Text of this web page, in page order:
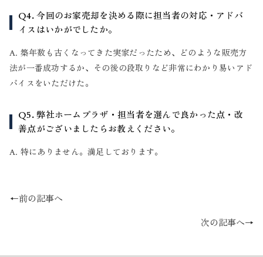
Q4. 今回のお家売却を決める際に担当者の対応・アドバ
イスはいかがでしたか。
A. 築年数も古くなってきた実家だったため、どのような販売方
法が一番成功するか、その後の段取りなど非常にわかり易いアド
バイスをいただけた。
Q5. 弊社ホームプラザ・担当者を選んで良かった点・改
善点がございましたらお教えください。
A. 特にありません。満足しております。
←前の記事へ
次の記事へ→